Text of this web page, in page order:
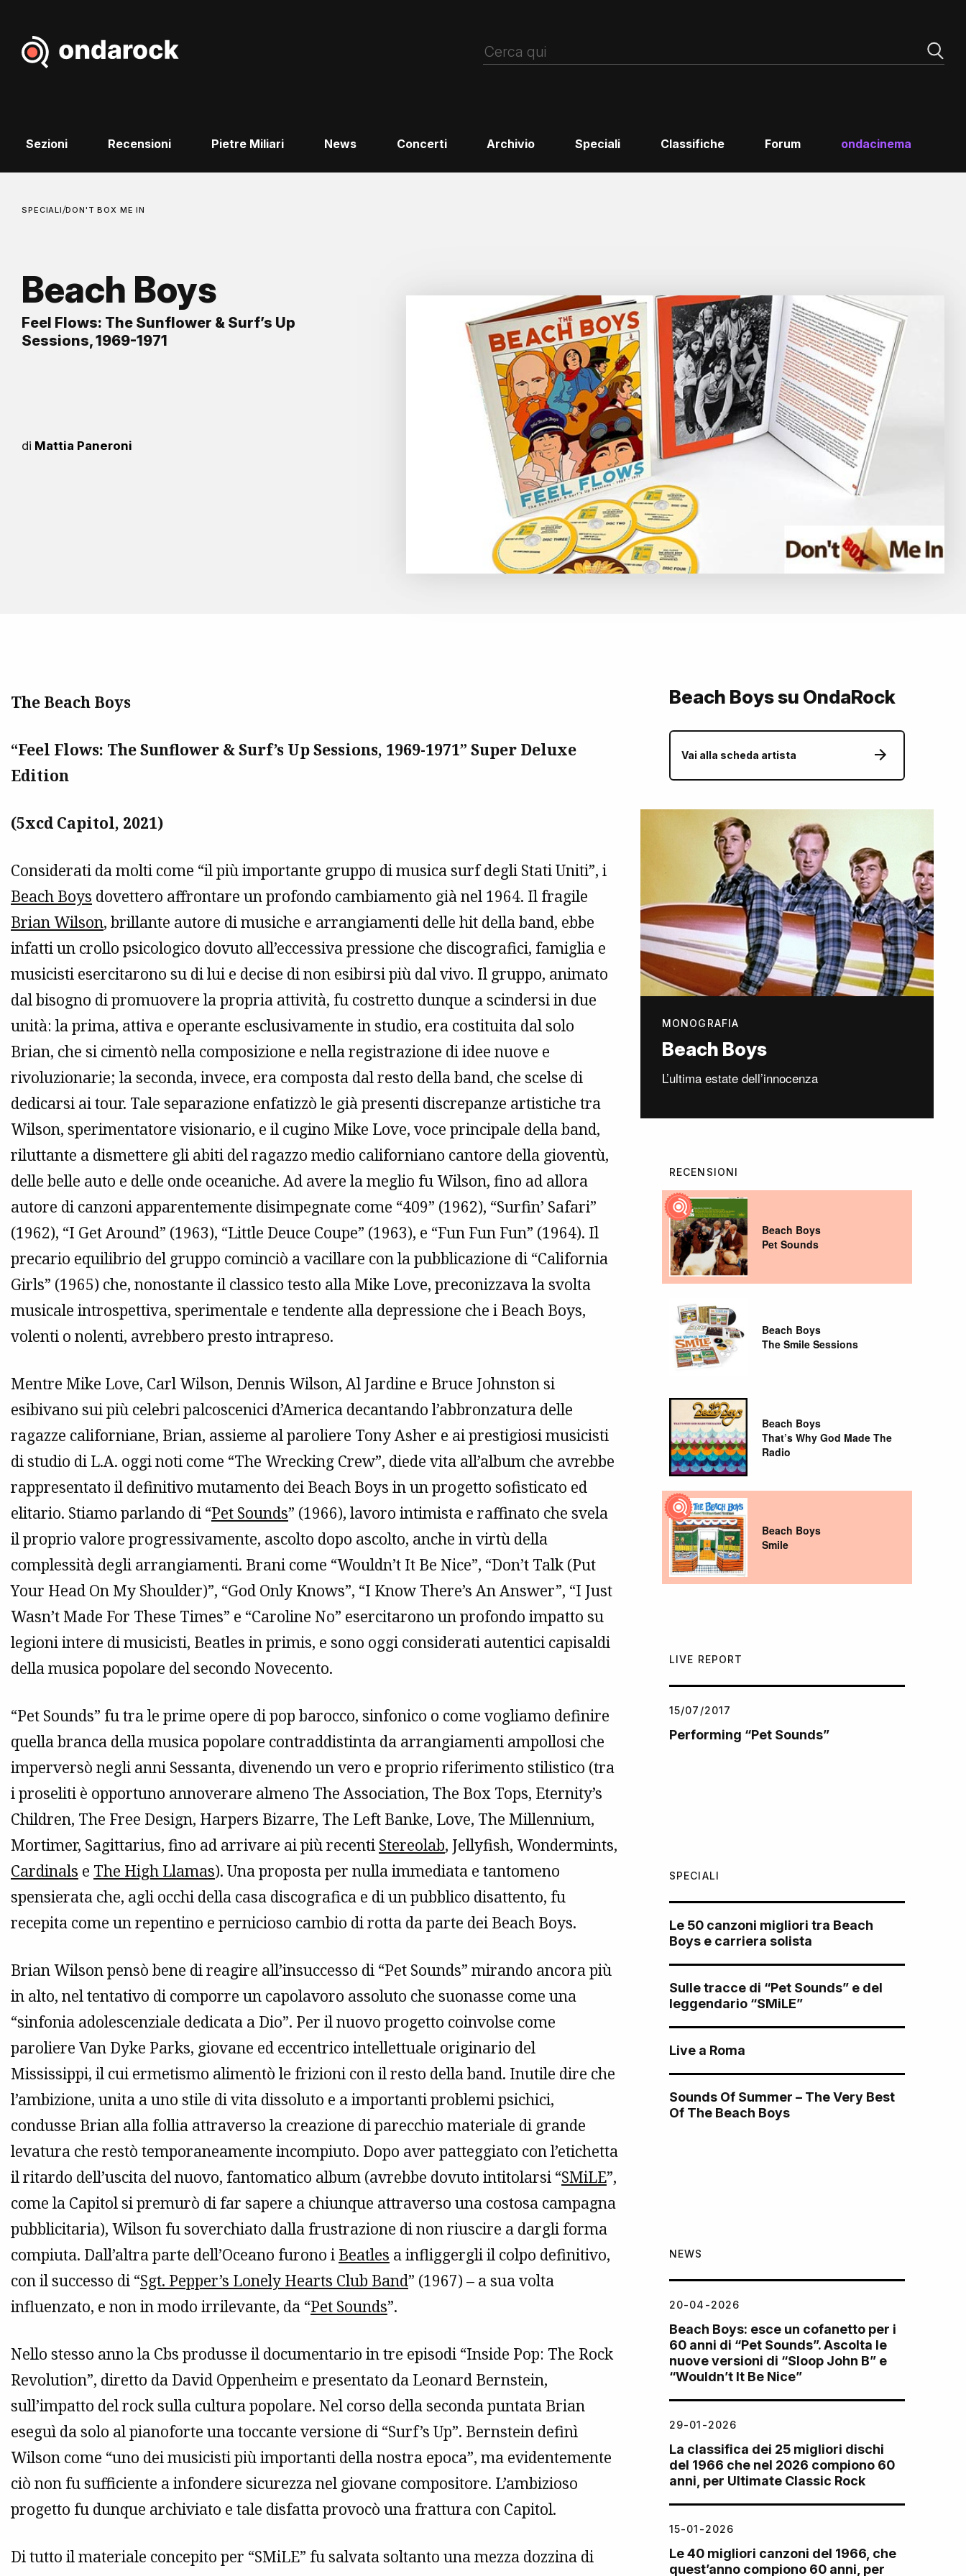
Sezioni Recensioni Pietre Miliari News Concerti Archivio Speciali Classifiche Forum ondacinema
SPECIALI/DON'T BOX ME IN
Beach Boys
Feel Flows: The Sunflower & Surf’s Up
Sessions, 1969-1971
di Mattia Paneroni
The Beach Boys
“Feel Flows: The Sunflower & Surf’s Up Sessions, 1969-1971” Super Deluxe
Edition
(5xcd Capitol, 2021)
Considerati da molti come “il più importante gruppo di musica surf degli Stati Uniti”, i
Beach Boys dovettero affrontare un profondo cambiamento già nel 1964. Il fragile
Brian Wilson, brillante autore di musiche e arrangiamenti delle hit della band, ebbe
infatti un crollo psicologico dovuto all’eccessiva pressione che discografici, famiglia e
musicisti esercitarono su di lui e decise di non esibirsi più dal vivo. Il gruppo, animato
dal bisogno di promuovere la propria attività, fu costretto dunque a scindersi in due
unità: la prima, attiva e operante esclusivamente in studio, era costituita dal solo
Brian, che si cimentò nella composizione e nella registrazione di idee nuove e
rivoluzionarie; la seconda, invece, era composta dal resto della band, che scelse di
dedicarsi ai tour. Tale separazione enfatizzò le già presenti discrepanze artistiche tra
Wilson, sperimentatore visionario, e il cugino Mike Love, voce principale della band,
riluttante a dismettere gli abiti del ragazzo medio californiano cantore della gioventù,
delle belle auto e delle onde oceaniche. Ad avere la meglio fu Wilson, fino ad allora
autore di canzoni apparentemente disimpegnate come “409” (1962), “Surfin’ Safari”
(1962), “I Get Around” (1963), “Little Deuce Coupe” (1963), e “Fun Fun Fun” (1964). Il
precario equilibrio del gruppo cominciò a vacillare con la pubblicazione di “California
Girls” (1965) che, nonostante il classico testo alla Mike Love, preconizzava la svolta
musicale introspettiva, sperimentale e tendente alla depressione che i Beach Boys,
volenti o nolenti, avrebbero presto intrapreso.
Mentre Mike Love, Carl Wilson, Dennis Wilson, Al Jardine e Bruce Johnston si
esibivano sui più celebri palcoscenici d’America decantando l’abbronzatura delle
ragazze californiane, Brian, assieme al paroliere Tony Asher e ai prestigiosi musicisti
di studio di L.A. oggi noti come “The Wrecking Crew”, diede vita all’album che avrebbe
rappresentato il definitivo mutamento dei Beach Boys in un progetto sofisticato ed
elitario. Stiamo parlando di “Pet Sounds” (1966), lavoro intimista e raffinato che svela
il proprio valore progressivamente, ascolto dopo ascolto, anche in virtù della
complessità degli arrangiamenti. Brani come “Wouldn’t It Be Nice”, “Don’t Talk (Put
Your Head On My Shoulder)”, “God Only Knows”, “I Know There’s An Answer”, “I Just
Wasn’t Made For These Times” e “Caroline No” esercitarono un profondo impatto su
legioni intere di musicisti, Beatles in primis, e sono oggi considerati autentici capisaldi
della musica popolare del secondo Novecento.
“Pet Sounds” fu tra le prime opere di pop barocco, sinfonico o come vogliamo definire
quella branca della musica popolare contraddistinta da arrangiamenti ampollosi che
imperversò negli anni Sessanta, divenendo un vero e proprio riferimento stilistico (tra
i proseliti è opportuno annoverare almeno The Association, The Box Tops, Eternity’s
Children, The Free Design, Harpers Bizarre, The Left Banke, Love, The Millennium,
Mortimer, Sagittarius, fino ad arrivare ai più recenti Stereolab, Jellyfish, Wondermints,
Cardinals e The High Llamas). Una proposta per nulla immediata e tantomeno
spensierata che, agli occhi della casa discografica e di un pubblico disattento, fu
recepita come un repentino e pernicioso cambio di rotta da parte dei Beach Boys.
Brian Wilson pensò bene di reagire all’insuccesso di “Pet Sounds” mirando ancora più
in alto, nel tentativo di comporre un capolavoro assoluto che suonasse come una
“sinfonia adolescenziale dedicata a Dio”. Per il nuovo progetto coinvolse come
paroliere Van Dyke Parks, giovane ed eccentrico intellettuale originario del
Mississippi, il cui ermetismo alimentò le frizioni con il resto della band. Inutile dire che
l’ambizione, unita a uno stile di vita dissoluto e a importanti problemi psichici,
condusse Brian alla follia attraverso la creazione di parecchio materiale di grande
levatura che restò temporaneamente incompiuto. Dopo aver patteggiato con l’etichetta
il ritardo dell’uscita del nuovo, fantomatico album (avrebbe dovuto intitolarsi “SMiLE”,
come la Capitol si premurò di far sapere a chiunque attraverso una costosa campagna
pubblicitaria), Wilson fu soverchiato dalla frustrazione di non riuscire a dargli forma
compiuta. Dall’altra parte dell’Oceano furono i Beatles a infliggergli il colpo definitivo,
con il successo di “Sgt. Pepper’s Lonely Hearts Club Band” (1967) – a sua volta
influenzato, e non in modo irrilevante, da “Pet Sounds”.
Nello stesso anno la Cbs produsse il documentario in tre episodi “Inside Pop: The Rock
Revolution”, diretto da David Oppenheim e presentato da Leonard Bernstein,
sull’impatto del rock sulla cultura popolare. Nel corso della seconda puntata Brian
eseguì da solo al pianoforte una toccante versione di “Surf’s Up”. Bernstein definì
Wilson come “uno dei musicisti più importanti della nostra epoca”, ma evidentemente
ciò non fu sufficiente a infondere sicurezza nel giovane compositore. L’ambizioso
progetto fu dunque archiviato e tale disfatta provocò una frattura con Capitol.
Di tutto il materiale concepito per “SMiLE” fu salvata soltanto una mezza dozzina di
Beach Boys su OndaRock
Vai alla scheda artista
MONOGRAFIA
Beach Boys
L’ultima estate dell’innocenza
RECENSIONI
Beach Boys
Pet Sounds
Beach Boys
The Smile Sessions
Beach Boys
That’s Why God Made The
Radio
Beach Boys
Smile
LIVE REPORT
15/07/2017
Performing “Pet Sounds”
SPECIALI
Le 50 canzoni migliori tra Beach
Boys e carriera solista
Sulle tracce di “Pet Sounds” e del
leggendario “SMiLE”
Live a Roma
Sounds Of Summer – The Very Best
Of The Beach Boys
NEWS
20-04-2026
Beach Boys: esce un cofanetto per i
60 anni di “Pet Sounds”. Ascolta le
nuove versioni di “Sloop John B” e
“Wouldn’t It Be Nice”
29-01-2026
La classifica dei 25 migliori dischi
del 1966 che nel 2026 compiono 60
anni, per Ultimate Classic Rock
15-01-2026
Le 40 migliori canzoni del 1966, che
quest’anno compiono 60 anni, per